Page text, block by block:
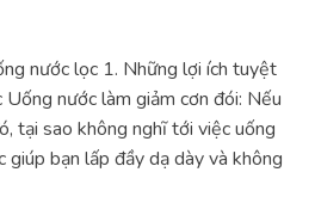
nước lọc 1. Những lợi ích tuyệt
nước làm giảm cơn đói: Nếu
tại sao không nghĩ tới việc uống
giúp bạn lấp đầy dạ dày và không